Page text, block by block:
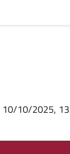
10/10/2025,